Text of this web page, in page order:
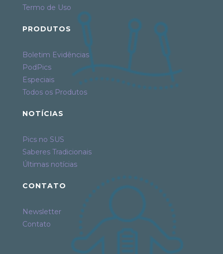
Termo de Uso
PRODUTOS
Boletim Evidências
PodPics
Especiais
Todos os Produtos
NOTÍCIAS
Pics no SUS
Saberes Tradicionais
Últimas notícias
CONTATO
Newsletter
Contato